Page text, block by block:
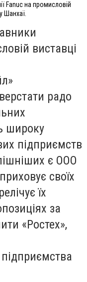
Fanuc на промисловій
Шанхаї.
виставці
радо
широку
підприємств
є ООО
своїх
їх
за
«Ростех»,